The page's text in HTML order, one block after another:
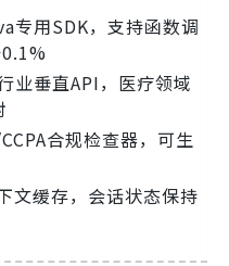
专用SDK，支持函数调
业垂直API，医疗领域
合规检查器，可生
文缓存，会话状态保持